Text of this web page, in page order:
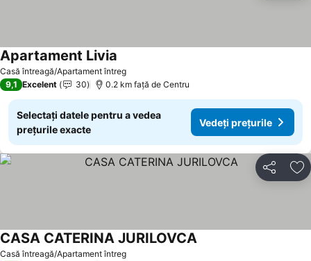
Casă întreagă/Apartament întreg
Apartament Livia
9,1 Excelent 30 0.2 km faţă de Centru
Selectați datele pentru a vedea
prețurile exacte
Vedeți prețurile
Distribuiți
Casă întreagă/Apartament întreg
CASA CATERINA JURILOVCA